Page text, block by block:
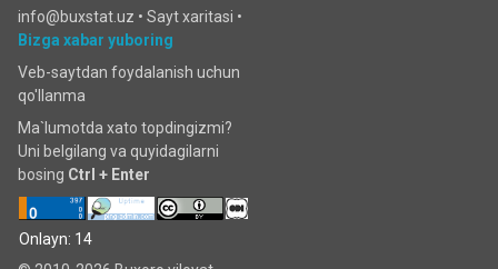
info@buxstat.uz • Sayt xaritasi •
Bizga xabar yuboring
Veb-saytdan foydalanish uchun
qo'llanma
Ma`lumotda xato topdingizmi?
Uni belgilang va quyidagilarni
bosing Ctrl + Enter
Onlayn: 14